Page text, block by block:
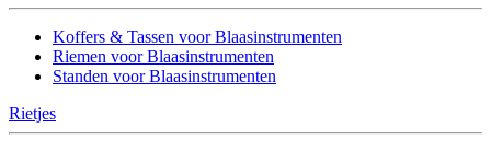
Koffers & Tassen voor Blaasinstrumenten
Riemen voor Blaasinstrumenten
Standen voor Blaasinstrumenten
Rietjes